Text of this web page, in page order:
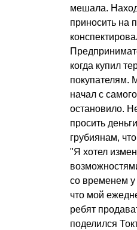
мешала.
приносить на
когда купил
покупателям.
начал с
остановило.
просить
грубиянам,
"Я хотел
со временем у
что мой
ребят
поделился